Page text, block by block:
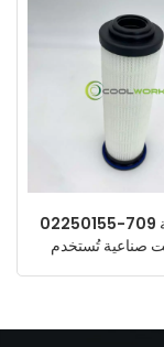
02250155-709 خرطوشة
صناعية تُستخدم